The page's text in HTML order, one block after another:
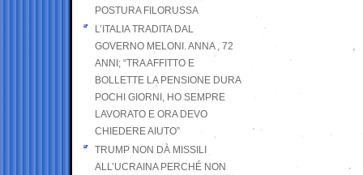
POSTURA FILORUSSA
L’ITALIA TRADITA DAL
GOVERNO MELONI. ANNA , 72
ANNI; “TRA AFFITTO E
BOLLETTE LA PENSIONE DURA
POCHI GIORNI, HO SEMPRE
LAVORATO E ORA DEVO
CHIEDERE AIUTO”
TRUMP NON DÀ MISSILI
ALL’UCRAINA PERCHÉ NON